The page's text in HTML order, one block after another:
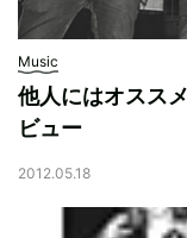
Music
他人にはオスス
ビュー
2012.05.18